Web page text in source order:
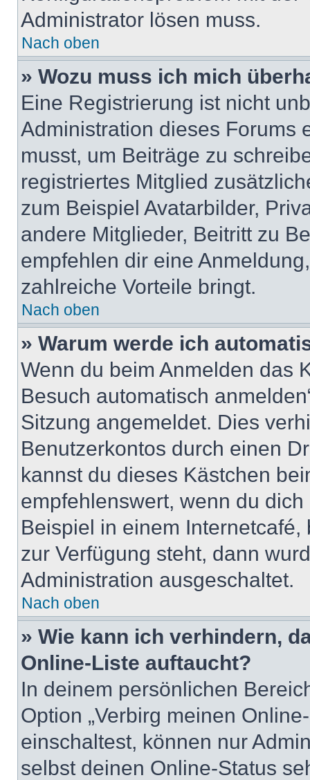
Administrator lösen muss.
Nach oben
» Wozu muss ich mich
Eine Registrierung ist nicht
Administration dieses Forums
musst, um Beiträge zu
registriertes Mitglied
zum Beispiel Avatarbilder,
andere Mitglieder, Beitritt zu
empfehlen dir eine
zahlreiche Vorteile bringt.
Nach oben
» Warum werde ich
Wenn du beim Anmelden das
Besuch automatisch
Sitzung angemeldet. Dies
Benutzerkontos durch einen
kannst du dieses Kästchen
empfehlenswert, wenn du
Beispiel in einem
zur Verfügung steht, dann
Administration ausgeschaltet.
Nach oben
» Wie kann ich verhindern,
Online-Liste auftaucht?
In deinem persönlichen
Option „Verbirg meinen
einschaltest, können nur
selbst deinen Online-Status